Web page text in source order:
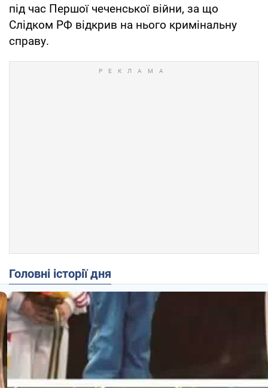
під час Першої чеченської війни, за що
Слідком РФ відкрив на нього кримінальну
справу.
Головні історії дня